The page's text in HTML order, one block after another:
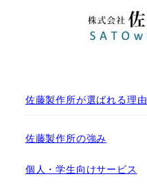
佐藤製作所が選ばれる理由
佐藤製作所の強み
個人・学生向けサービス